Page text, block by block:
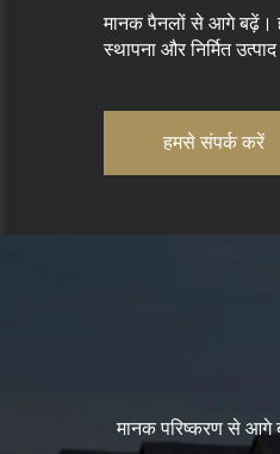
मानक पैनलों से आगे बढ़ें।
स्थापना और निर्मित
हमसे संपर्क करें
मानक परिष्करण से आगे